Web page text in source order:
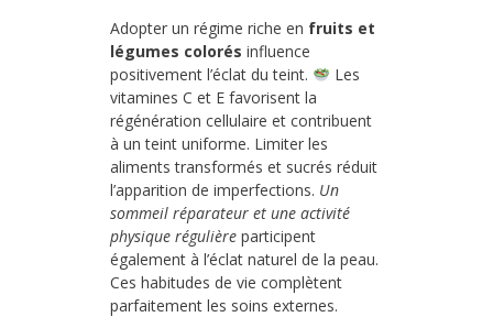
Adopter un régime riche en fruits et
légumes colorés influence
positivement l’éclat du teint.
Les
vitamines C et E favorisent la
régénération cellulaire et contribuent
à un teint uniforme. Limiter les
aliments transformés et sucrés réduit
l’apparition de imperfections. Un
sommeil réparateur et une activité
physique régulière participent
également à l’éclat naturel de la peau.
Ces habitudes de vie complètent
parfaitement les soins externes.